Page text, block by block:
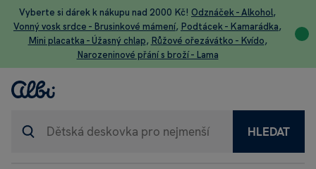
Vyberte si dárek k nákupu nad 2000 Kč! Odznáček - Alkohol,
Vonný vosk srdce - Brusinkové mámení, Podtácek - Kamarádka,
Mini placatka - Úžasný chlap, Růžové ořezávátko - Kvído,
Narozeninové přání s broží - Lama
HLEDAT